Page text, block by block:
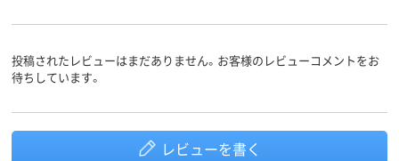
投稿されたレビューはまだありません。お客様のレビューコメントをお
待ちしています。
レビューを書く